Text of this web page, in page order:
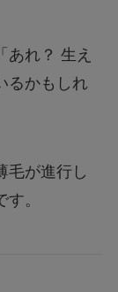
あれ？ 生え
るかもしれ
毛が進行し
。